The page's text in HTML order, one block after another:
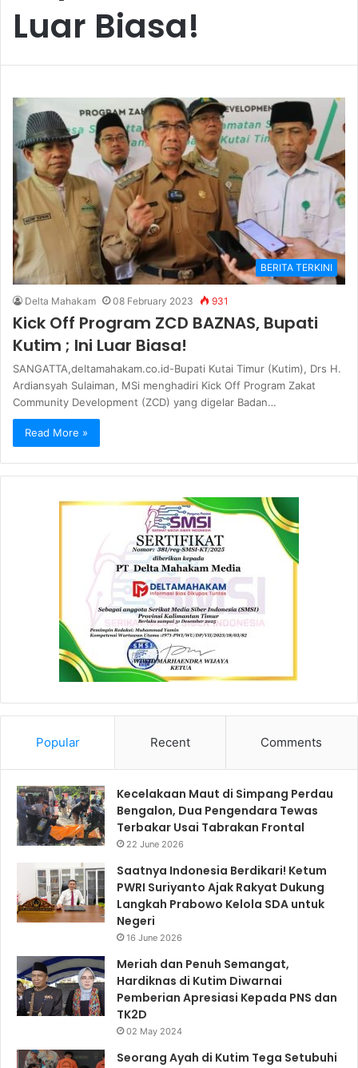
Luar Biasa!
BERITA TERKINI
Delta Mahakam 08 February 2023 931
Kick Off Program ZCD BAZNAS, Bupati
Kutim ; Ini Luar Biasa!
SANGATTA,deltamahakam.co.id-Bupati Kutai Timur (Kutim), Drs H.
Ardiansyah Sulaiman, MSi menghadiri Kick Off Program Zakat
Community Development (ZCD) yang digelar Badan…
Read More »
Popular Recent Comments
Kecelakaan Maut di Simpang Perdau
Bengalon, Dua Pengendara Tewas
Terbakar Usai Tabrakan Frontal
22 June 2026
Saatnya Indonesia Berdikari! Ketum
PWRI Suriyanto Ajak Rakyat Dukung
Langkah Prabowo Kelola SDA untuk
Negeri
16 June 2026
Meriah dan Penuh Semangat,
Hardiknas di Kutim Diwarnai
Pemberian Apresiasi Kepada PNS dan
TK2D
02 May 2024
Seorang Ayah di Kutim Tega Setubuhi